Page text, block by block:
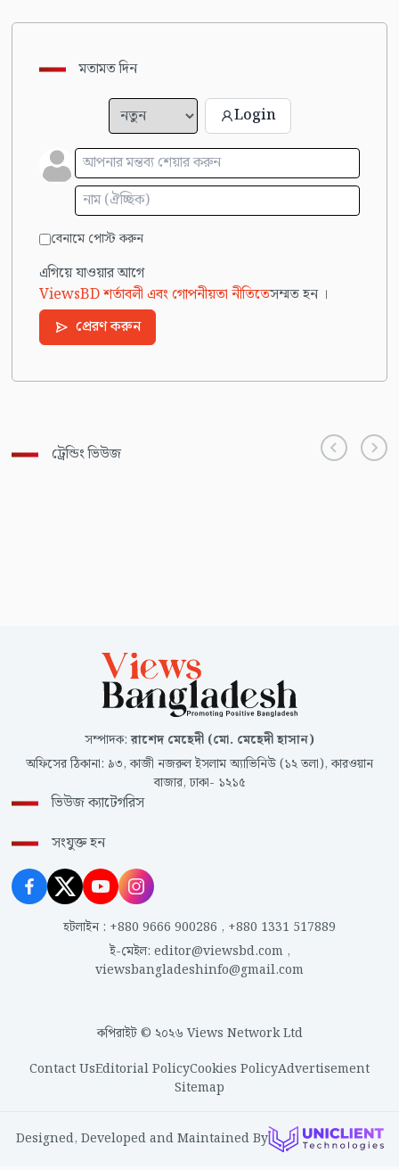
মতামত দিন
Login
বেনামে পোস্ট করুন
এগিয়ে যাওয়ার আগে
ViewsBD শর্তাবলী এবং গোপনীয়তা নীতিতেসম্মত হন ।
প্রেরণ করুন
ট্রেন্ডিং ভিউজ
সম্পাদক:রাশেদ মেহেদী (মো. মেহেদী হাসান)
অফিসের ঠিকানা: ৯৩, কাজী নজরুল ইসলাম অ্যাভিনিউ (১২ তলা), কারওয়ান
বাজার, ঢাকা- ১২১৫
ভিউজ ক্যাটেগরিস
সংযুক্ত হন
হটলাইন : +880 9666 900286 , +880 1331 517889
ই-মেইল: editor@viewsbd.com,
viewsbangladeshinfo@gmail.com
কপিরাইট © ২০২৬ Views Network Ltd
Contact UsEditorial PolicyCookies PolicyAdvertisement
Sitemap
Designed, Developed and Maintained By